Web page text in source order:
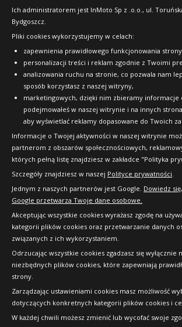
Ich administratorem jest InMoto Sp z .o.o., ul.
Bydgoszcz.
Pliki cookies wykorzystujemy w celach:
zapewnienia prawidłowego funkcjonowania
personalizacji treści i reklam zgodnie z Twoimi
analizowania ruchu na stronie, co pozwala nam
sposób korzystasz z naszej witryny,
marketingowych, dzięki nim zbieramy informacje
podejmowałeś w naszej witrynie i na innych
aby wyświetlać reklamy dopasowane do Twoich
Informacje o Twojej aktywności w naszej witrynie
partnerom z obszarów społecznościowych,
których pełną listę znajdziesz w zakładce "Polityka
Szczegóły znajdziesz w naszej Polityce prywatności.
Jednym z naszych partnerów jest Google. Dowiedz
Google przetwarza Twoje dane osobowe.
Akceptując wszystkie cookies wyrażasz zgodę na
kategorii plików cookies oraz przetwarzanie danych
związanych z ich wykorzystaniem.
Odrzucając wszystkie cookies zgadzasz się wyłącznie
niezbędnych plików cookies, które zapewniają
strony.
Zarządzając ustawieniami cookies masz możliwość
dotyczących konkretnych kategorii plików cookies i
W każdej chwili możesz zmienić lub wycofać swoje
FAQ
OFICJALNY PARTNER
Copyright © 2010-2026 24opony.pl.